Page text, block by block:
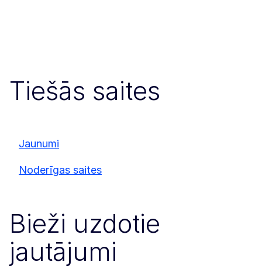
Tiešās saites
Jaunumi
Noderīgas saites
Bieži uzdotie
jautājumi